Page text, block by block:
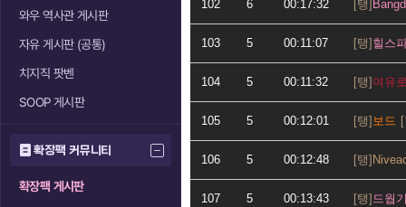
와우 역사관 게시판
자유 게시판 (공통)
치지직 팟벤
SOOP 게시판
확장팩 커뮤니티
확장팩 게시판
102 6 00:17:32
103 5 00:11:07 힐스
104 5 00:11:32 여유
105 5 00:12:01 보드
106 5 00:12:48
107 5 00:13:43 드웝